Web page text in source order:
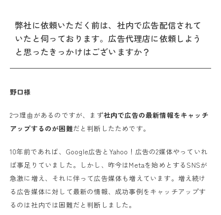
弊社に依頼いただく前は、社内で広告配信されて
いたと伺っております。広告代理店に依頼しよう
と思ったきっかけはございますか？
野口様
2つ理由があるのですが、まず社内で広告の最新情報をキャッチ
アップするのが困難だと判断したためです。
10年前であれば、Google広告とYahoo！広告の2媒体やっていれ
ば事足りていました。しかし、昨今はMetaを始めとするSNSが
急激に増え、それに伴って広告媒体も増えています。増え続け
る広告媒体に対して最新の情報、成功事例をキャッチアップす
るのは社内では困難だと判断しました。